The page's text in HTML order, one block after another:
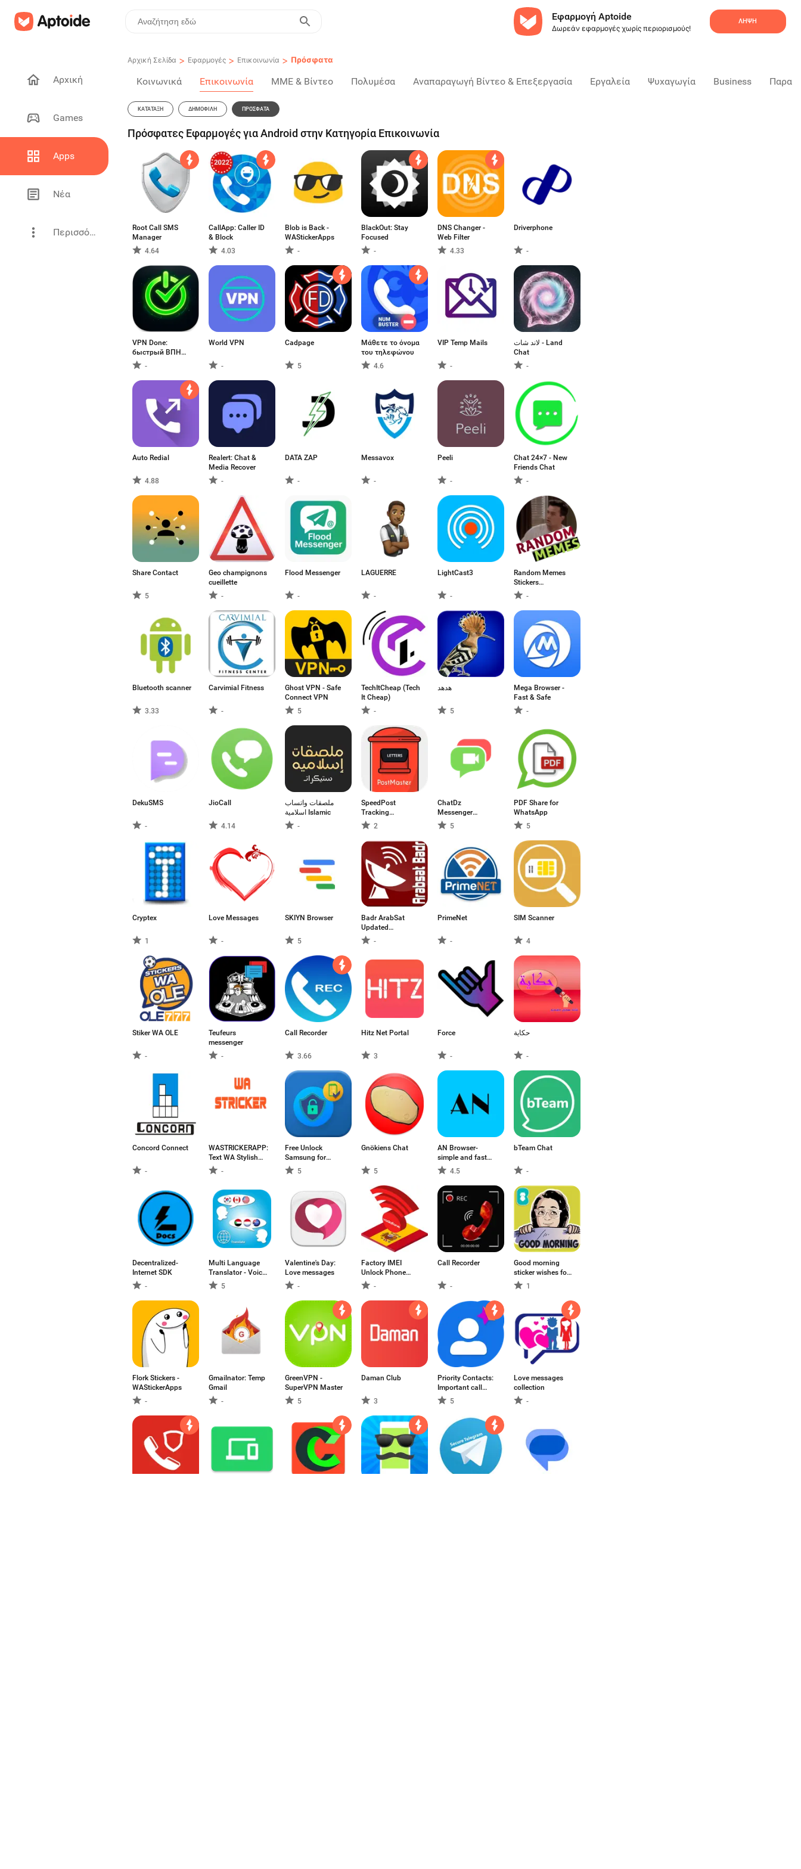
Εφαρμογή Aptoide
Δωρεάν εφαρμογές χωρίς περιορισμούς!
ΛΉΨΗ
Αρχική
Games
Apps
Νέα
Περισσότερα
Αρχική Σελίδα > Εφαρμογές > Επικοινωνία > Πρόσφατα
Κοινωνικά Επικοινωνία ΜΜΕ & Βίντεο Πολυμέσα Αναπαραγωγή Βίντεο & Επεξεργασία Εργαλεία Ψυχαγωγία Business
ΚΑΤΆΤΑΞΗ ΔΗΜΟΦΙΛΉ ΠΡΌΣΦΑΤΑ
Πρόσφατες Εφαρμογές για Android στην Κατηγορία Επικοινωνία
Root Call SMS
Manager
4.64
CallApp: Caller ID
& Block
4.03
Blob is Back -
WAStickerApps
-
BlackOut: Stay
Focused
-
DNS Changer -
Web Filter
4.33
Driverphone
-
VPN Done:
быстрый ВПН
Россия
-
World VPN
-
Cadpage
5
Μάθετε το όνομα
του τηλεφώνου
4.6
VIP Temp Mails
-
لاند شات - Land
Chat
-
Auto Redial
4.88
Realert: Chat &
Media Recover
-
DATA ZAP
-
Messavox
-
Peeli
-
Chat 24×7 - New
Friends Chat
-
Share Contact
5
Geo champignons
cueillette
-
Flood Messenger
-
LAGUERRE
-
LightCast3
-
Random Memes
Stickers
WhatsApp
-
Bluetooth scanner
3.33
Carvimial Fitness
-
Ghost VPN - Safe
Connect VPN
5
TechItCheap (Tech
It Cheap)
-
هدهد
5
Mega Browser -
Fast & Safe
-
DekuSMS
-
JioCall
4.14
ملصقات واتساب
اسلامية Islamic
-
SpeedPost
Tracking
PostMaster
2
ChatDz
Messenger
βιντεοκλήσεις
5
PDF Share for
WhatsApp
5
Cryptex
1
Love Messages
-
SKIYN Browser
5
Badr ArabSat
Updated
Frequnecies 2020
-
PrimeNet
-
SIM Scanner
4
Stiker WA OLE
-
Teufeurs
messenger
-
Call Recorder
3.66
Hitz Net Portal
3
Force
-
حكاية
-
Concord Connect
-
WASTRICKERAPP:
Text WA Stylish
Stickers
-
Free Unlock
Samsung for
AT&T and Other
Networks
5
Gnökiens Chat
5
AN Browser-
simple and fast
browser
4.5
bTeam Chat
-
Decentralized-
Internet SDK
-
Multi Language
Translator - Voice
Text 5
Valentine's Day:
Love messages
-
Factory IMEI
Unlock Phone
Spain Vodafone
Network
-
Call Recorder
-
Good morning
sticker wishes for
WhatsApp
1
Flork Stickers -
WAStickerApps
-
Gmailnator: Temp
Gmail
-
GreenVPN -
SuperVPN Master
5
Daman Club
3
Priority Contacts:
Important call
manager & filter
5
Love messages
collection
-